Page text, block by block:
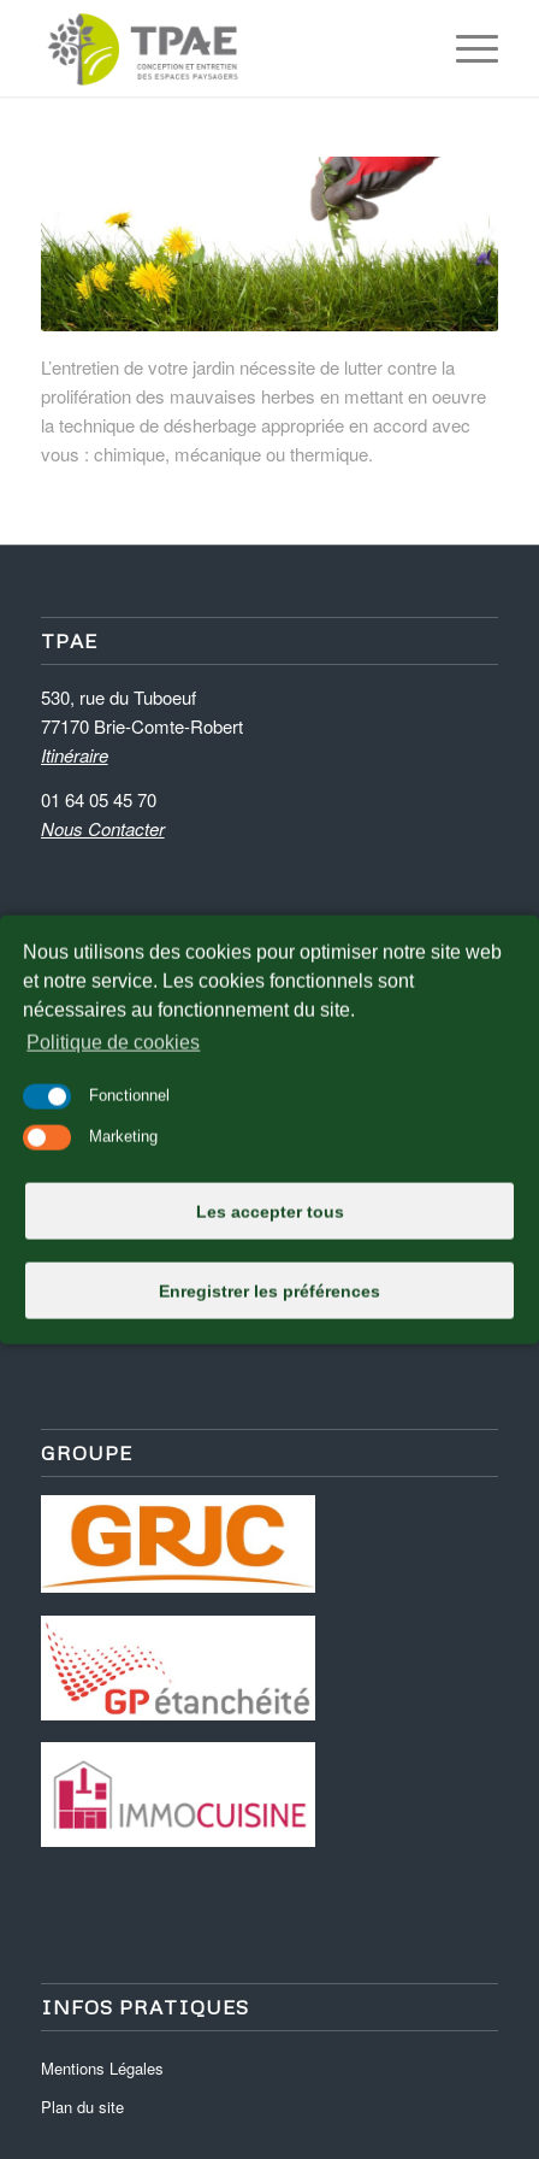
Nous utilisons des cookies pour optimiser notre site web
et notre service. Les cookies fonctionnels sont
nécessaires au fonctionnement du site.
Politique de cookies
Fonctionnel
Marketing
Les accepter tous
Enregistrer les préférences
L’entretien de votre jardin nécessite de lutter contre la
prolifération des mauvaises herbes en mettant en oeuvre
la technique de désherbage appropriée en accord avec
vous : chimique, mécanique ou thermique.
TPAE
530, rue du Tuboeuf
77170 Brie-Comte-Robert
Itinéraire
01 64 05 45 70
Nous Contacter
NOUS TROUVER
GROUPE
INFOS PRATIQUES
Mentions Légales
Plan du site